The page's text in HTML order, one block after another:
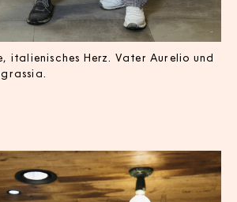
italienisches Herz. Vater Aurelio und